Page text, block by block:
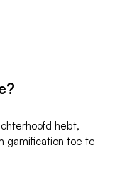
hebt,
gamification toe te